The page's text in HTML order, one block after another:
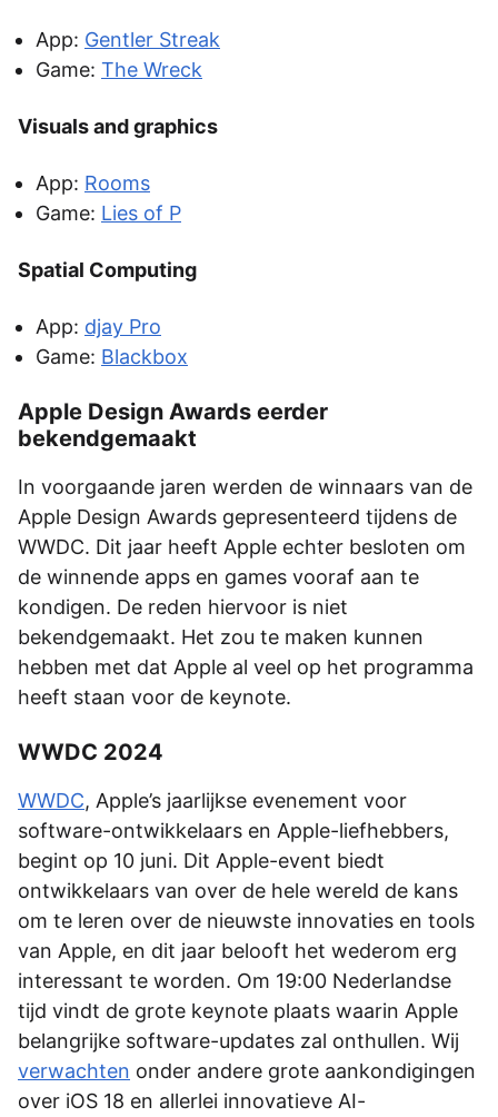
App: Gentler Streak
Game: The Wreck
Visuals and graphics
App: Rooms
Game: Lies of P
Spatial Computing
App: djay Pro
Game: Blackbox
Apple Design Awards eerder
bekendgemaakt
In voorgaande jaren werden de winnaars van de
Apple Design Awards gepresenteerd tijdens de
WWDC. Dit jaar heeft Apple echter besloten om
de winnende apps en games vooraf aan te
kondigen. De reden hiervoor is niet
bekendgemaakt. Het zou te maken kunnen
hebben met dat Apple al veel op het programma
heeft staan voor de keynote.
WWDC 2024
WWDC, Apple’s jaarlijkse evenement voor
software-ontwikkelaars en Apple-liefhebbers,
begint op 10 juni. Dit Apple-event biedt
ontwikkelaars van over de hele wereld de kans
om te leren over de nieuwste innovaties en tools
van Apple, en dit jaar belooft het wederom erg
interessant te worden. Om 19:00 Nederlandse
tijd vindt de grote keynote plaats waarin Apple
belangrijke software-updates zal onthullen. Wij
verwachten onder andere grote aankondigingen
over iOS 18 en allerlei innovatieve AI-